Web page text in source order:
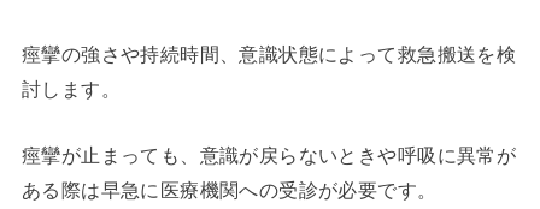
痙攣の強さや持続時間、意識状態によって救急搬送を検
討します。
痙攣が止まっても、意識が戻らないときや呼吸に異常が
ある際は早急に医療機関への受診が必要です。